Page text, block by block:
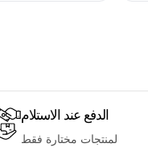
الدفع عند الاستلام
لمنتجات مختارة فقط